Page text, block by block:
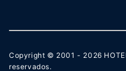
Copyright © 2001 - 2026
reservados.